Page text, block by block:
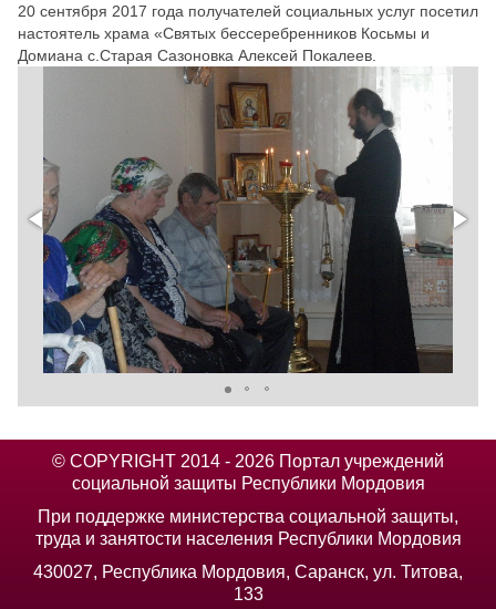
20 сентября 2017 года получателей социальных услуг посетил
настоятель храма «Святых бессеребренников Косьмы и
Домиана с.Старая Сазоновка Алексей Покалеев.
© COPYRIGHT 2014 - 2026 Портал учреждений
социальной защиты Республики Мордовия
При поддержке министерства социальной защиты,
труда и занятости населения Республики Мордовия
430027, Республика Мордовия, Саранск, ул. Титова,
133